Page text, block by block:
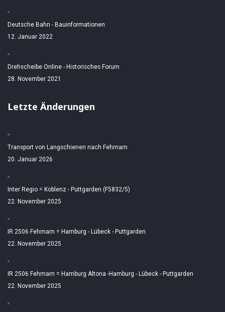
Deutsche Bahn - Bauinformationen
12. Januar 2022
Drehscheibe Online - Historisches Forum
28. November 2021
Letzte Änderungen
Transport von Langschienen nach Fehmarn
20. Januar 2026
Inter Regio = Koblenz - Puttgarden (F5832/5)
22. November 2025
IR 2506 Fehmarn = Hamburg - Lübeck - Puttgarden
22. November 2025
IR 2506 Fehmarn = Hamburg Altona -Hamburg - Lübeck - Puttgarden
22. November 2025